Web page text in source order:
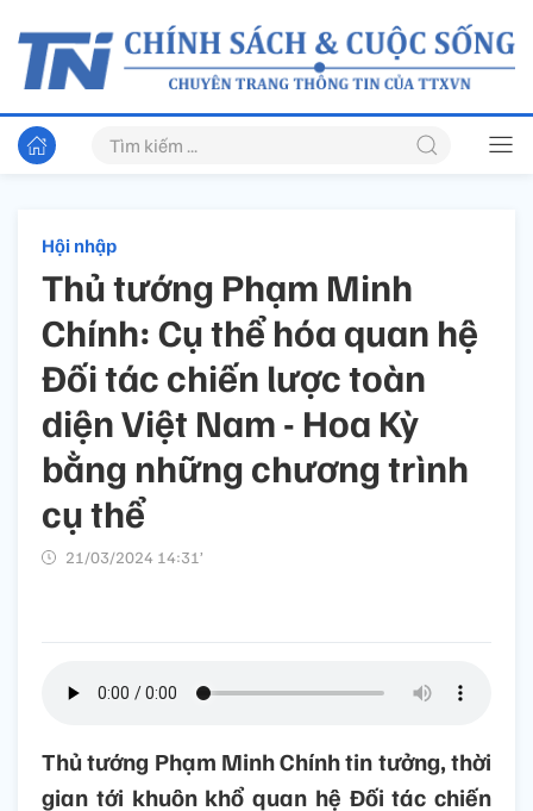
Hội nhập
Thủ tướng Phạm Minh
Chính: Cụ thể hóa quan hệ
Đối tác chiến lược toàn
diện Việt Nam - Hoa Kỳ
bằng những chương trình
cụ thể
21/03/2024 14:31’
Thủ tướng Phạm Minh Chính tin tưởng, thời
gian tới khuôn khổ quan hệ Đối tác chiến